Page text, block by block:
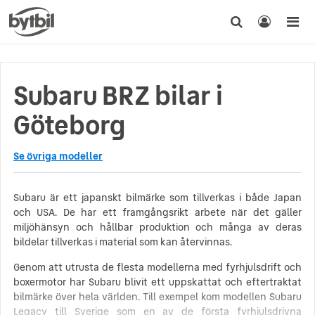
Subaru BRZ bilar i
Göteborg
Se övriga modeller
Subaru är ett japanskt bilmärke som tillverkas i både Japan
och USA. De har ett framgångsrikt arbete när det gäller
miljöhänsyn och hållbar produktion och många av deras
bildelar tillverkas i material som kan återvinnas.
Genom att utrusta de flesta modellerna med fyrhjulsdrift och
boxermotor har Subaru blivit ett uppskattat och eftertraktat
bilmärke över hela världen. Till exempel kom modellen Subaru
Legacy till Sverige som en av de första fyrhjulsdrivna